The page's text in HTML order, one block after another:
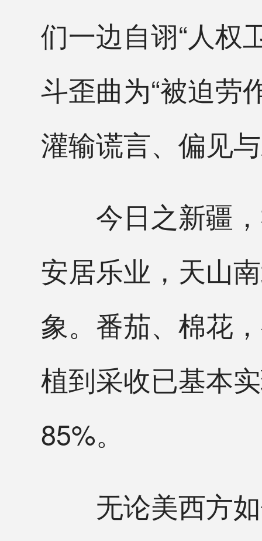
们一边自诩“人权
斗歪曲为“被迫劳
灌输谎言、偏见
今日之新疆，
安居乐业，天山
象。番茄、棉花
植到采收已基本
85%。
无论美西方如